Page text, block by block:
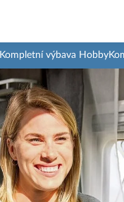
Kompletní výbava